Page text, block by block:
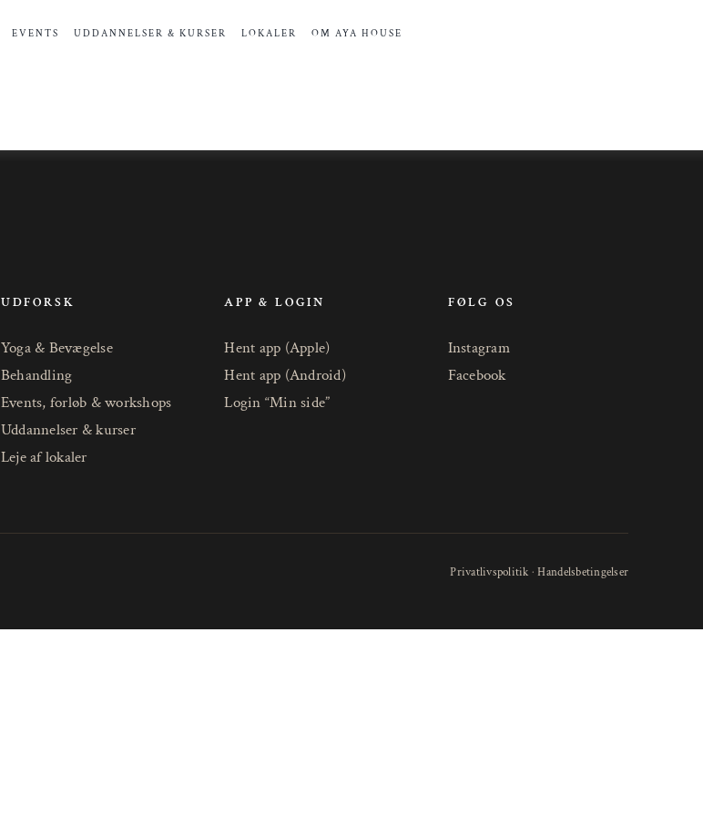
EVENTS UDDANNELSER & KURSER LOKALER OM AYA HOUSE
UDFORSK
Yoga & Bevægelse
Behandling
Events, forløb & workshops
Uddannelser & kurser
Leje af lokaler
APP & LOGIN
Hent app (Apple)
Hent app (Android)
Login “Min side”
FØLG OS
Instagram
Facebook
Privatlivspolitik ·Handelsbetingelser